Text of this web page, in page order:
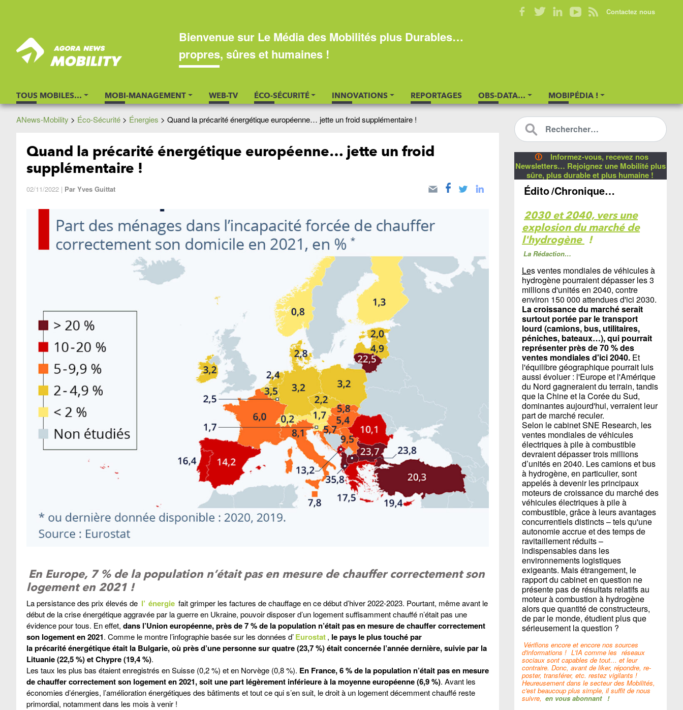
Bienvenue sur Le Média des Mobilités plus Durables…
propres, sûres et humaines !
TOUS MOBILES… MOBI-MANAGEMENT WEB-TV ÉCO-SÉCURITÉ INNOVATIONS REPORTAGES OBS-DATA… MOBIPÉDIA !
Contactez nous
ANews-Mobility > Éco-Sécurité > Énergies > Quand la précarité énergétique européenne… jette un froid supplémentaire !
Quand la précarité énergétique européenne… jette un froid
supplémentaire !
02/11/2022 | Par Yves Guittat
En Europe, 7 % de la population n’était pas en mesure de chauffer correctement son
logement en 2021 !
La persistance des prix élevés de l’ énergie fait grimper les factures de chauffage en ce début d’hiver 2022-2023. Pourtant, même avant le
début de la crise énergétique aggravée par la guerre en Ukraine, pouvoir disposer d’un logement suffisamment chauffé n’était pas une
évidence pour tous. En effet, dans l’Union européenne, près de 7 % de la population n’était pas en mesure de chauffer correctement
son logement en 2021. Comme le montre l’infographie basée sur les données d’Eurostat, le pays le plus touché par
la précarité énergétique était la Bulgarie, où près d’une personne sur quatre (23,7 %) était concernée l’année dernière, suivie par la
Lituanie (22,5 %) et Chypre (19,4 %).
Les taux les plus bas étaient enregistrés en Suisse (0,2 %) et en Norvège (0,8 %). En France, 6 % de la population n’était pas en mesure
de chauffer correctement son logement en 2021, soit une part légèrement inférieure à la moyenne européenne (6,9 %). Avant les
économies d’énergies, l’amélioration énergétiques des bâtiments et tout ce qui s’en suit, le droit à un logement décemment chauffé reste
primordial, notamment dans les mois à venir !
🛈
Informez-vous, recevez nos
Newsletters… Rejoignez une Mobilité plus
sûre, plus durable et plus humaine !
Édito/Chronique…
2030 et 2040, vers une
explosion du marché de
l'hydrogène !
La Rédaction…
Les ventes mondiales de véhicules à
hydrogène pourraient dépasser les 3
millions d'unités en 2040, contre
environ 150 000 attendues d'ici 2030.
La croissance du marché serait
surtout portée par le transport
lourd (camions, bus, utilitaires,
péniches, bateaux…), qui pourrait
représenter près de 70 % des
ventes mondiales d'ici 2040. Et
l'équilibre géographique pourrait luis
aussi évoluer : l'Europe et l'Amérique
du Nord gagneraient du terrain, tandis
que la Chine et la Corée du Sud,
dominantes aujourd'hui, verraient leur
part de marché reculer.
Selon le cabinet SNE Research, les
ventes mondiales de véhicules
électriques à pile à combustible
devraient dépasser trois millions
d’unités en 2040. Les camions et bus
à hydrogène, en particulier, sont
appelés à devenir les principaux
moteurs de croissance du marché des
véhicules électriques à pile à
combustible, grâce à leurs avantages
concurrentiels distincts – tels qu'une
autonomie accrue et des temps de
ravitaillement réduits –
indispensables dans les
environnements logistiques
exigeants. Mais étrangement, le
rapport du cabinet en question ne
présente pas de résultats relatifs au
moteur à combustion à hydrogène
alors que quantité de constructeurs,
de par le monde, étudient plus que
sérieusement la question ?
Vérifions encore et encore nos sources
d'informations ! L'IA comme les réseaux
sociaux sont capables de tout… et leur
contraire. Donc, avant de liker, répondre, re-
poster, transférer, etc. restez vigilants !
Heureusement dans le secteur des Mobilités,
c'est beaucoup plus simple, il suffit de nous
suivre, en vous abonnant !